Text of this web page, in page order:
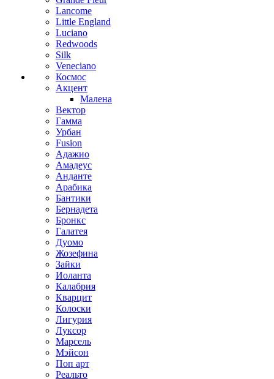
Lancome
Little England
Luciano
Redwoods
Silk
Veneciano
Космос
Акцент
Малена
Вектор
Гамма
Урбан
Fusion
Адажио
Амадеус
Анданте
Арабика
Бантики
Бернадета
Бронкс
Галатея
Дуомо
Жозефина
Зайки
Иоланта
Калабрия
Кварцит
Колоски
Лигурия
Луксор
Марсель
Мэйсон
Поп арт
Реальто